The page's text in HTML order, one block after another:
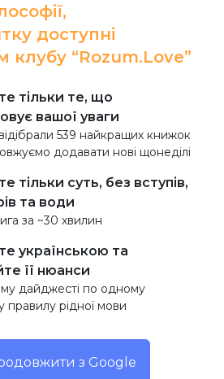
доступні
клубу “Rozum.Love”
тільки те, що
вашої уваги
539 найкращих книжок
додавати нові щонеділі
тільки суть, без вступів,
та води
за ~30 хвилин
українською та
її нюанси
дайджесті по одному
правилу рідної мови
з Google